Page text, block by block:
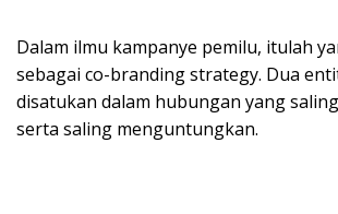
Dalam ilmu kampanye pemilu, itulah
sebagai co-branding strategy. Dua
disatukan dalam hubungan yang
serta saling menguntungkan.